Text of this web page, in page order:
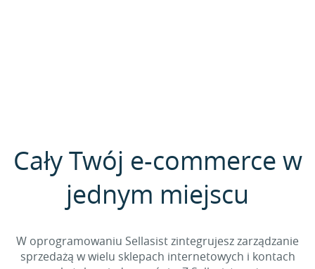
Cały Twój e-commerce w
jednym miejscu
W oprogramowaniu Sellasist zintegrujesz zarządzanie
sprzedażą w wielu sklepach internetowych i kontach